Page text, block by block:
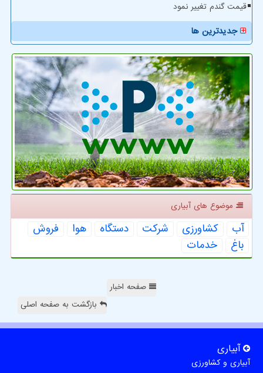
قیمت گندم تغییر نمود
جدیدترین ها
موضوع های آبیاری
آب كشاورزی شركت دستگاه هوا
فروش
باغ
خدمات
صفحه اخبار
بازگشت به صفحه اصلی
آبیاری
آبیاری و کشاورزی